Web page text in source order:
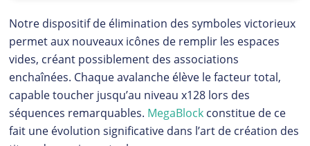
Notre dispositif de élimination des symboles victorieux
permet aux nouveaux icônes de remplir les espaces
vides, créant possiblement des associations
enchaînées. Chaque avalanche élève le facteur total,
capable toucher jusqu’au niveau x128 lors des
séquences remarquables. MegaBlock constitue de ce
fait une évolution significative dans l’art de création des